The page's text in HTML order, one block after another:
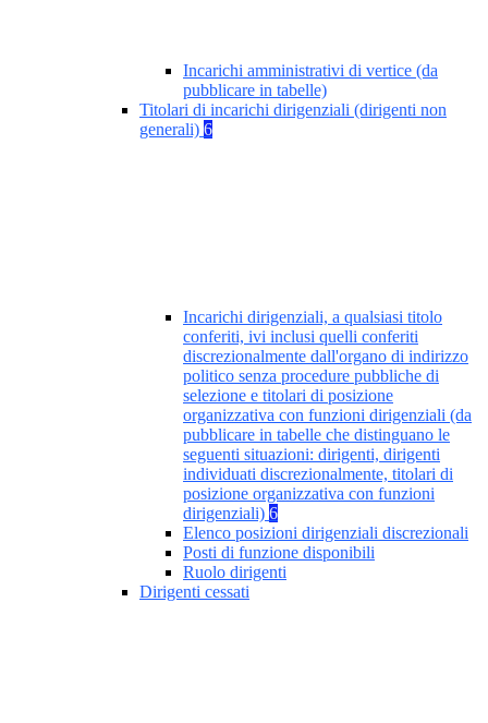
Incarichi amministrativi di vertice (da
pubblicare in tabelle)
Titolari di incarichi dirigenziali (dirigenti non
generali) 6
Incarichi dirigenziali, a qualsiasi titolo
conferiti, ivi inclusi quelli conferiti
discrezionalmente dall'organo di indirizzo
politico senza procedure pubbliche di
selezione e titolari di posizione
organizzativa con funzioni dirigenziali (da
pubblicare in tabelle che distinguano le
seguenti situazioni: dirigenti, dirigenti
individuati discrezionalmente, titolari di
posizione organizzativa con funzioni
dirigenziali) 6
Elenco posizioni dirigenziali discrezionali
Posti di funzione disponibili
Ruolo dirigenti
Dirigenti cessati